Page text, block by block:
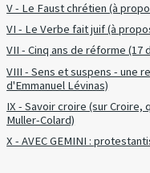
V - Le Faust chrétien (à
VI - Le Verbe fait juif (à
VII - Cinq ans de réforme (17
VIII - Sens et suspens - une
d'Emmanuel Lévinas)
IX - Savoir croire (sur Croire,
Muller-Colard)
X - AVEC GEMINI :